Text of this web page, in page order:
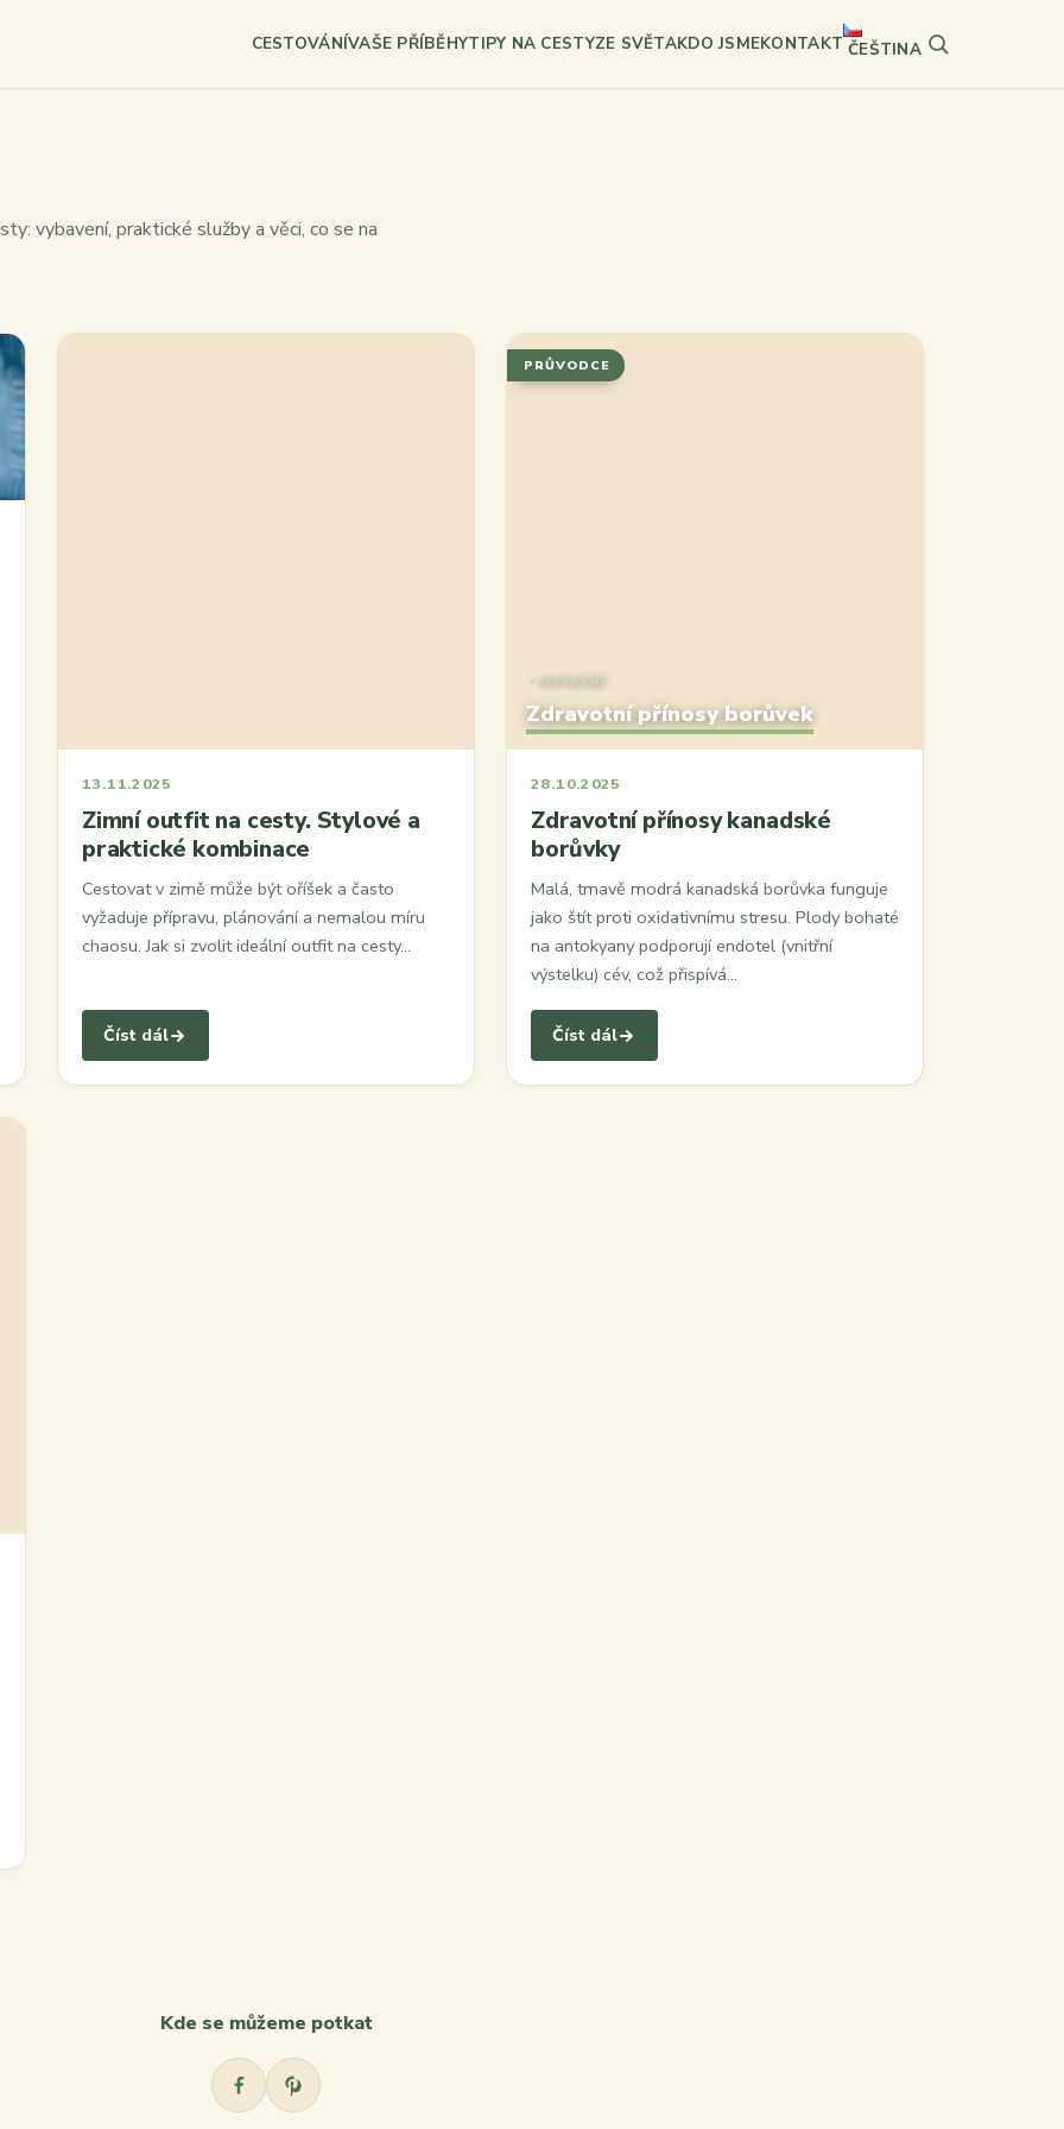
CESTOVÁNÍVAŠE PŘÍBĚHYTIPY NA CESTYZE SVĚTAKDO JSMEKONTAKT ČEŠTINA
vybavení, praktické služby a věci, co se na
13.11.2025
Zimní outfit na cesty. Stylové a
praktické kombinace
Cestovat v zimě může být oříšek a často
vyžaduje přípravu, plánování a nemalou míru
chaosu. Jak si zvolit ideální outfit na cesty…
Číst dál
PRŮVODCE
OSTATNÍ
Zdravotní přínosy borůvek
28.10.2025
Zdravotní přínosy kanadské
borůvky
Malá, tmavě modrá kanadská borůvka funguje
jako štít proti oxidativnímu stresu. Plody bohaté
na antokyany podporují endotel (vnitřní
výstelku) cév, což přispívá…
Číst dál
Kde se můžeme potkat